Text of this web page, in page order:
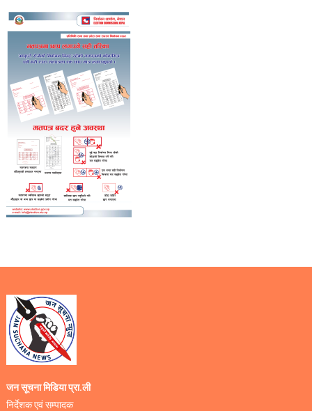
जन सूचना मिडिया प्रा.ली
निर्देशक एवं सम्पादक